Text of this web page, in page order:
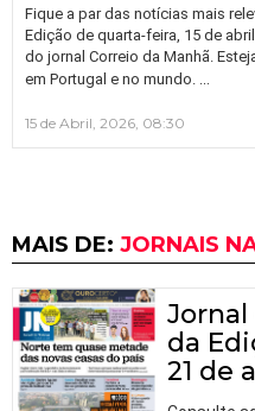
Fique a par das notícias mais
Edição de quarta-feira, 15 de
do jornal Correio da Manhã.
em Portugal e no mundo.
15 de Abril, 2026, 08:30
MAIS DE: JORNAIS
Jornal
da
21 de